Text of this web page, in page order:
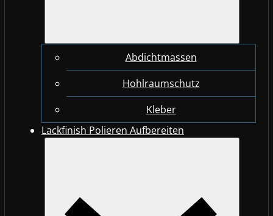
Abdichtmassen
Hohlraumschutz
Kleber
Lackfinish Polieren Aufbereiten